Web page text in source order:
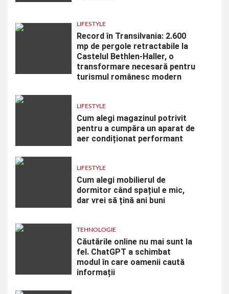
LIFESTYLE
Record în Transilvania: 2.600
mp de pergole retractabile la
Castelul Bethlen-Haller, o
transformare necesară pentru
turismul românesc modern
LIFESTYLE
Cum alegi magazinul potrivit
pentru a cumpăra un aparat de
aer condiționat performant
LIFESTYLE
Cum alegi mobilierul de
dormitor când spațiul e mic,
dar vrei să țină ani buni
TEHNOLOGIE
Căutările online nu mai sunt la
fel. ChatGPT a schimbat
modul în care oamenii caută
informații